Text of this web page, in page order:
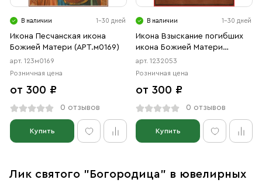
В наличии 1-30 дней
Икона Песчанская икона
Божией Матери (АРТ.м0169)
арт. 123м0169
Розничная цена
от 300 ₽
0 отзывов
Купить
В наличии 1-30 дней
Икона Взыскание погибших
икона Божией Матери
(АРТ.02053)
арт. 1232053
Розничная цена
от 300 ₽
0 отзывов
Купить
Лик святого "Богородица" в ювелирных